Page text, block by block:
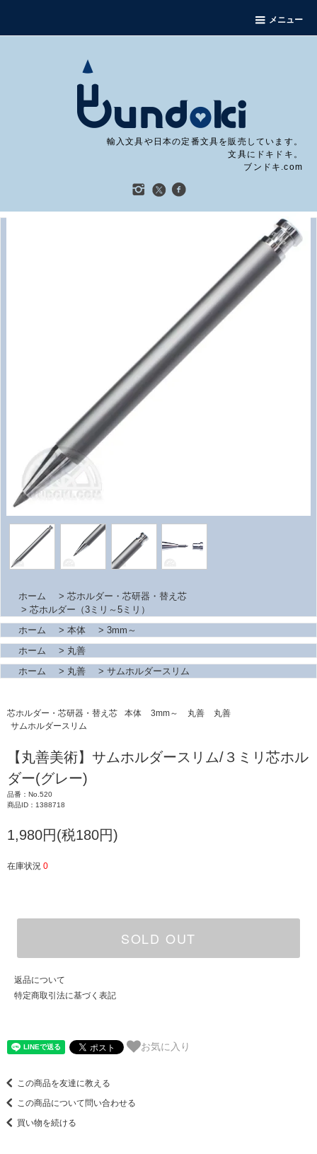
メニュー
輸入文具や日本の定番文具を販売しています。
文具にドキドキ。
ブンドキ.com
ホーム > 芯ホルダー・芯研器・替え芯
> 芯ホルダー（3ミリ～5ミリ）
ホーム
> 本体 > 3mm～
ホーム
> 丸善
ホーム
> 丸善 > サムホルダースリム
芯ホルダー・芯研器・替え芯 本体 3mm～ 丸善
丸善
サムホルダースリム
【丸善美術】サムホルダースリム/３ミリ芯ホル
ダー(グレー)
品番：No.520
商品ID：1388718
1,980円(税180円)
在庫状況 0
SOLD OUT
返品について
特定商取引法に基づく表記
お気に入り
この商品を友達に教える
この商品について問い合わせる
買い物を続ける